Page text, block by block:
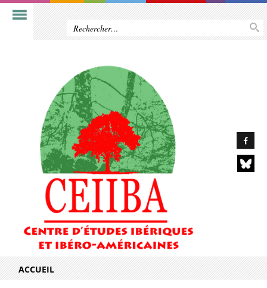
ACCUEIL